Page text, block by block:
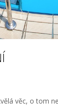
věc, o tom